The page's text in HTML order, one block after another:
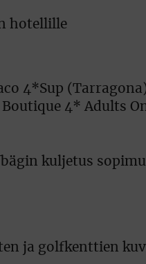
hotellille
4*Sup
4* Adults
kuljetus
ja golfkenttien